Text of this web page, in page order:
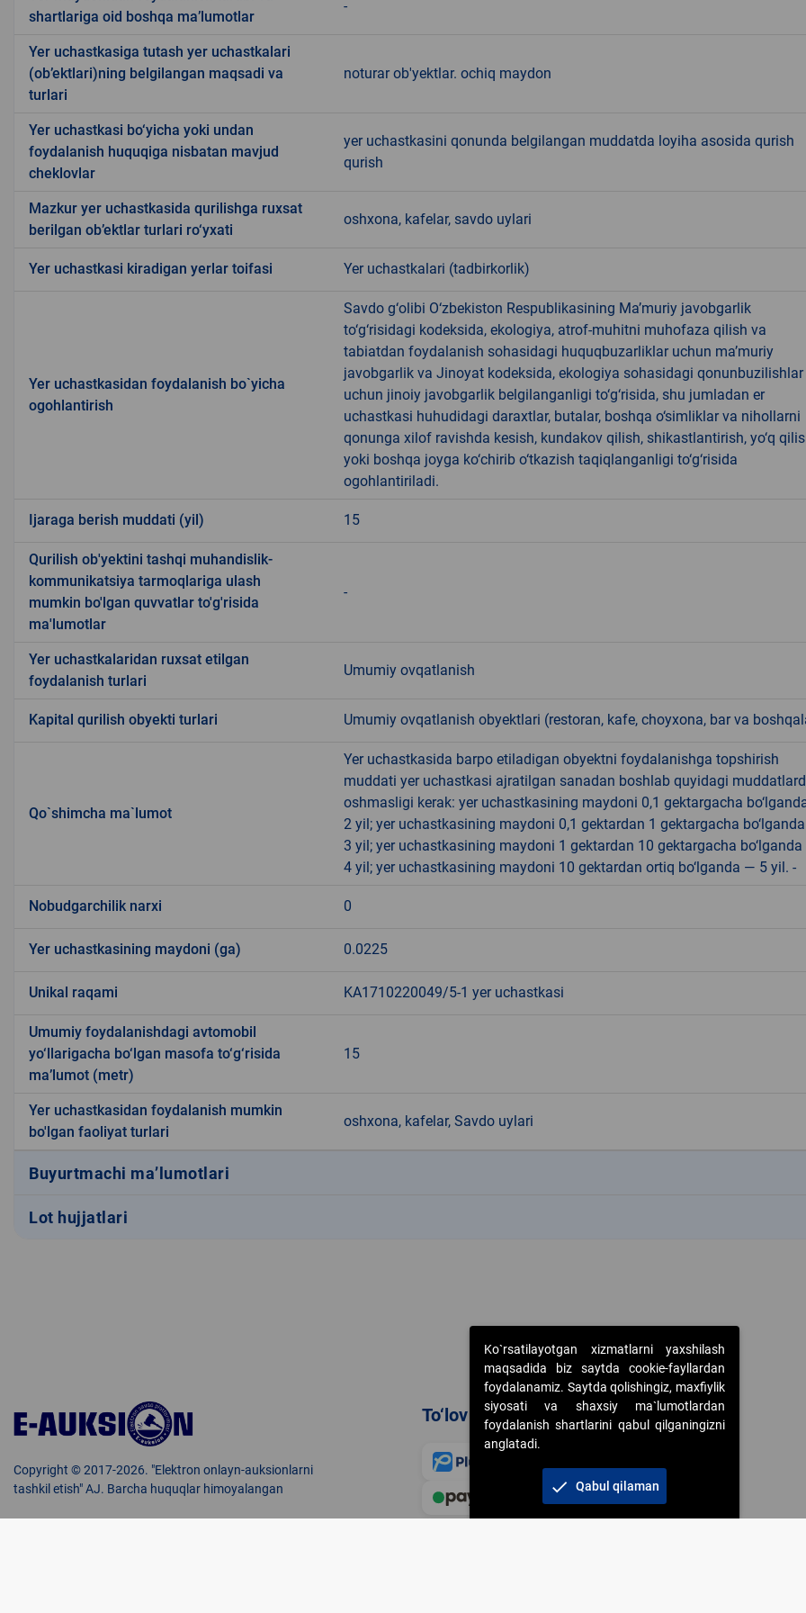
shartlariga oid boshqa ma’lumotlar
-
Yer uchastkasiga tutash yer uchastkalari
(ob’ektlari)ning belgilangan maqsadi va
turlari
noturar ob'yektlar. ochiq maydon
Yer uchastkasi bo‘yicha yoki undan
foydalanish huquqiga nisbatan mavjud
cheklovlar
yer uchastkasini qonunda belgilangan muddatda loyiha asosida qurish
qurish
Mazkur yer uchastkasida qurilishga ruxsat
berilgan ob’ektlar turlari ro‘yxati
oshxona, kafelar, savdo uylari
Yer uchastkasi kiradigan yerlar toifasi Yer uchastkalari (tadbirkorlik)
Yer uchastkasidan foydalanish bo`yicha
ogohlantirish
Savdo g‘olibi O‘zbekiston Respublikasining Ma’muriy javobgarlik
to‘g‘risidagi kodeksida, ekologiya, atrof-muhitni muhofaza qilish va
tabiatdan foydalanish sohasidagi huquqbuzarliklar uchun ma’muriy
javobgarlik va Jinoyat kodeksida, ekologiya sohasidagi qonunbuzilishlar
uchun jinoiy javobgarlik belgilanganligi to‘g‘risida, shu jumladan er
uchastkasi huhudidagi daraxtlar, butalar, boshqa o‘simliklar va nihollarni
qonunga xilof ravishda kesish, kundakov qilish, shikastlantirish, yo‘q
yoki boshqa joyga ko‘chirib o‘tkazish taqiqlanganligi to‘g‘risida
ogohlantiriladi.
Ijaraga berish muddati (yil) 15
Qurilish ob'yektini tashqi muhandislik-
kommunikatsiya tarmoqlariga ulash
mumkin bo'lgan quvvatlar to'g'risida
ma'lumotlar
-
Yer uchastkalaridan ruxsat etilgan
foydalanish turlari
Umumiy ovqatlanish
Kapital qurilish obyekti turlari Umumiy ovqatlanish obyektlari (restoran, kafe, choyxona, bar va
Qo`shimcha ma`lumot
Yer uchastkasida barpo etiladigan obyektni foydalanishga topshirish
muddati yer uchastkasi ajratilgan sanadan boshlab quyidagi
oshmasligi kerak: yer uchastkasining maydoni 0,1 gektargacha
2 yil; yer uchastkasining maydoni 0,1 gektardan 1 gektargacha
3 yil; yer uchastkasining maydoni 1 gektardan 10 gektargacha
4 yil; yer uchastkasining maydoni 10 gektardan ortiq bo‘lganda — 5 yil. -
Nobudgarchilik narxi 0
Yer uchastkasining maydoni (ga) 0.0225
Unikal raqami KA1710220049/5-1 yer uchastkasi
Umumiy foydalanishdagi avtomobil
yo‘llarigacha bo‘lgan masofa to‘g‘risida
ma’lumot (metr)
15
Yer uchastkasidan foydalanish mumkin
bo'lgan faoliyat turlari
oshxona, kafelar, Savdo uylari
Buyurtmachi ma’lumotlari
Lot hujjatlari
Copyright © 2017-2026. "Elektron onlayn-auksionlarni
tashkil etish" AJ. Barcha huquqlar himoyalangan
To‘lov usullari
Ko`rsatilayotgan xizmatlarni yaxshilash
maqsadida biz saytda cookie-fayllardan
foydalanamiz. Saytda qolishingiz, maxfiylik
siyosati va shaxsiy ma`lumotlardan
foydalanish shartlarini qabul qilganingizni
anglatadi.
check Qabul qilaman